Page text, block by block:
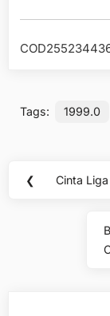
Tags: 1999.0
❮
Previous
Cinta